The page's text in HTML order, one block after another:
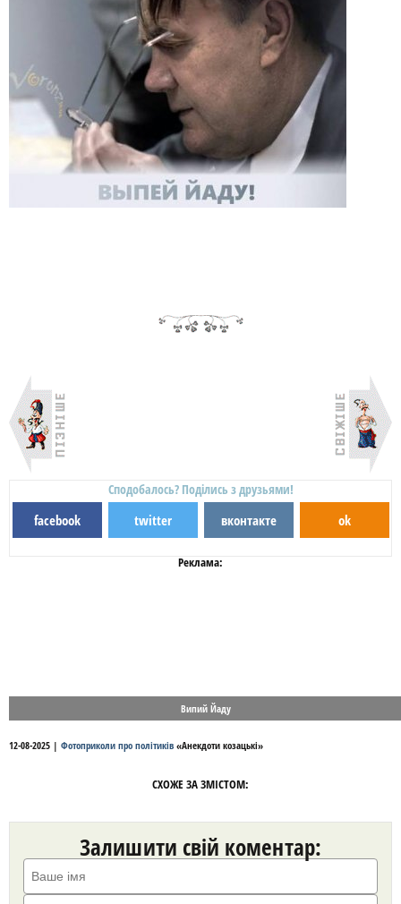
Сподобалось? Поділись з друзьями!
facebook twitter вконтакте ok
Реклама:
Випий Йаду
12-08-2025 | Фотоприколи про політиків «Анекдоти козацькі»
СХОЖЕ ЗА ЗМІСТОМ:
Залишити свій коментар: